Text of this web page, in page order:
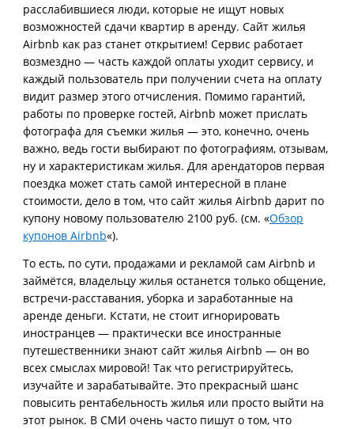
расслабившиеся люди, которые не ищут новых
возможностей сдачи квартир в аренду. Сайт жилья
Airbnb как раз станет открытием! Сервис работает
возмездно — часть каждой оплаты уходит сервису, и
каждый пользователь при получении счета на оплату
видит размер этого отчисления. Помимо гарантий,
работы по проверке гостей, Airbnb может прислать
фотографа для съемки жилья — это, конечно, очень
важно, ведь гости выбирают по фотографиям, отзывам,
ну и характеристикам жилья. Для арендаторов первая
поездка может стать самой интересной в плане
стоимости, дело в том, что сайт жилья Airbnb дарит по
купону новому пользователю 2100 руб. (см. «Обзор
купонов Airbnb«).
То есть, по сути, продажами и рекламой сам Airbnb и
займётся, владельцу жилья останется только общение,
встречи-расставания, уборка и заработанные на
аренде деньги. Кстати, не стоит игнорировать
иностранцев — практически все иностранные
путешественники знают сайт жилья Airbnb — он во
всех смыслах мировой! Так что регистрируйтесь,
изучайте и зарабатывайте. Это прекрасный шанс
повысить рентабельность жилья или просто выйти на
этот рынок. В СМИ очень часто пишут о том, что